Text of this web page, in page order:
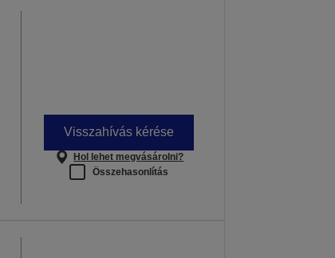
Visszahívás kérése
Hol lehet megvásárolni?
Összehasonlítás